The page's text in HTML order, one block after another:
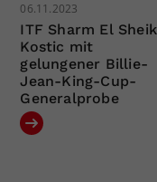
06.11.2023
ITF Sharm El
Kostic mit
gelungener Billie-
Jean-King-Cup-
Generalprobe